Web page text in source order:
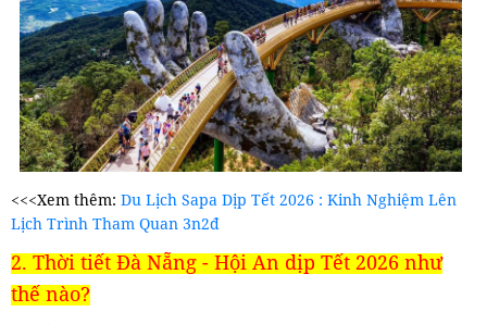
<<<Xem thêm: Du Lịch Sapa Dịp Tết 2026 : Kinh Nghiệm Lên
Lịch Trình Tham Quan 3n2đ
2. Thời tiết Đà Nẵng - Hội An dịp Tết 2026 như
thế nào?